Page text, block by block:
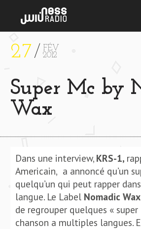
MESSAGE (FEAT. KABZA DE
Mdu Aka Trp
NESS LIVE !
27
FÉV
2012
Super Mc by
Wax
Dans une interview, KRS-1,
Americain, a annoncé qu’un
quelqu’un qui peut rapper
langue. Le Label Nomadic Wax
de regrouper quelques « super
chanson a multiples langues.